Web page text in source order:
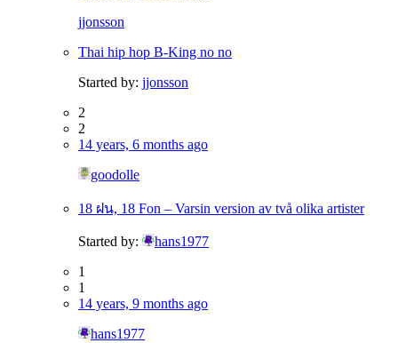
jjonsson
Thai hip hop B-King no no
Started by: jjonsson
2
2
14 years, 6 months ago
goodolle
18 ฝน, 18 Fon – Varsin version av två olika artister
Started by:
hans1977
1
1
14 years, 9 months ago
hans1977